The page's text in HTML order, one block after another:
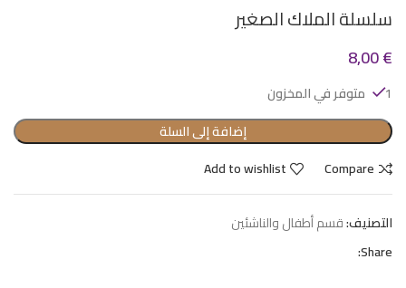
سلسلة الملاك الصغير
8,00€
1 متوفر في المخزون
إضافة إلى السلة
Compare
Add to wishlist
التصنيف:قسم أطفال والناشئين
Share: